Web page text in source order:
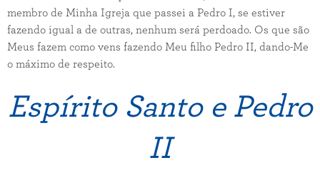
membro de Minha Igreja que passei a Pedro I, se estiver
fazendo igual a de outras, nenhum será perdoado. Os que são
Meus fazem como vens fazendo Meu filho Pedro II, dando-Me
o máximo de respeito.
Espírito Santo e Pedro
II